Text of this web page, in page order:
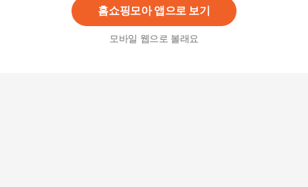
홈쇼핑모아 앱으로 보기
모바일 웹으로 볼래요